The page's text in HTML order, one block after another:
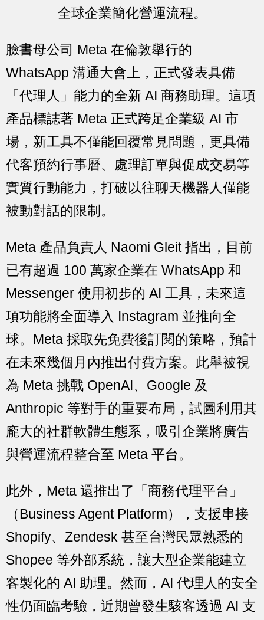
全球企業簡化營運流程。
臉書母公司 Meta 在倫敦舉行的
WhatsApp 溝通大會上，正式發表具備
「代理人」能力的全新 AI 商務助理。這項
產品標誌著 Meta 正式跨足企業級 AI 市
場，新工具不僅能回覆常見問題，更具備
代客預約行事曆、處理訂單與促成交易等
實質行動能力，打破以往聊天機器人僅能
被動對話的限制。
Meta 產品負責人 Naomi Gleit 指出，目前
已有超過 100 萬家企業在 WhatsApp 和
Messenger 使用初步的 AI 工具，未來這
項功能將全面導入 Instagram 並推向全
球。Meta 採取先免費後訂閱的策略，預計
在未來幾個月內推出付費方案。此舉被視
為 Meta 挑戰 OpenAI、Google 及
Anthropic 等對手的重要布局，試圖利用其
龐大的社群軟體生態系，吸引企業將廣告
與營運流程整合至 Meta 平台。
此外，Meta 還推出了「商務代理平台」
（Business Agent Platform），支援串接
Shopify、Zendesk 甚至台灣民眾熟悉的
Shopee 等外部系統，讓大型企業能建立
客製化的 AI 助理。然而，AI 代理人的安全
性仍面臨考驗，近期曾發生駭客透過 AI 支